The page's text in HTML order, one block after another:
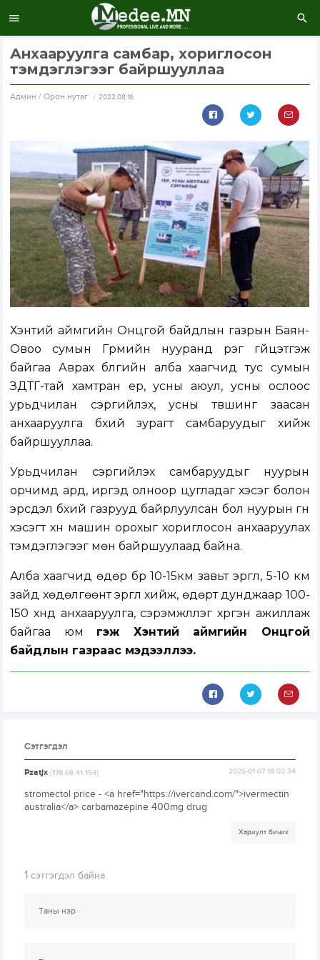
Анхааруулга самбар, хориглосон
тэмдэглэгээг байршууллаа
Aдмин / Орон нутаг 2022.08.16
Хэнтий аймгийн Онцгой байдлын газрын Баян-
Овоо сумын Гүрмийн нууранд үүрэг гүйцэтгэж
байгаа Аврах бүлгийн алба хаагчид тус сумын
ЗДТГ-тай хамтран үер, усны аюул, усны ослоос
урьдчилан сэргийлэх, усны түвшинг заасан
анхааруулга бүхий зурагт самбаруудыг хийж
байршууллаа.
Урьдчилан сэргийлэх самбаруудыг нуурын
орчимд ард, иргэд олноор цугладаг хэсэг болон
эрсдэл бүхий газрууд байрлуулсан бол нуурын гүн
хэсэгт хүн машин орохыг хориглосон анхааруулах
тэмдэглэгээг мөн байршуулаад байна.
Алба хаагчид өдөр бүр 10-15км завьт эргүүл, 5-10 км
зайд хөдөлгөөнт эргүүл хийж, өдөрт дунджаар 100-
150 хүнд анхааруулга, сэрэмжлүүлэг хүргэн ажиллаж
байгаа юм гэж Хэнтий аймгийн Онцгой
байдлын газраас мэдээллээ.
Сэтгэгдэл
Pzatjx[178.68.41.154] 2025-01-07 18:03:34
stromectol price - <a href="https://ivercand.com/">ivermectin
australia</a> carbamazepine 400mg drug
Хариулт бичих
1 сэтгэгдэл байна